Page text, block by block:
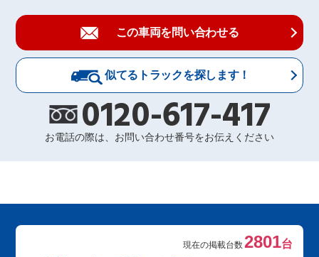
この車両を問い合わせる
似てるトラックを探します！
0120-617-417
お電話の際は、お問い合わせ番号をお伝えください
現在の掲載台数2801台